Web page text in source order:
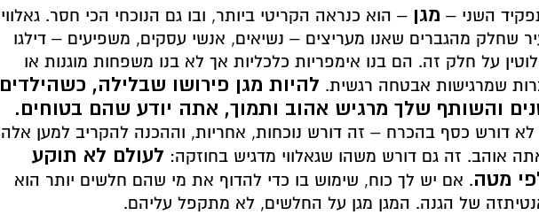
השני – מגן – הוא כנראה הקריטי ביותר, ובו גם הנוכחי הכי חסר. גאלווי
שחלק מהגברים שאנו מעריצים – נשיאים, אנשי עסקים, משפיעים – דילגו
על חלק זה. הם בנו אימפריות כלכליות אך לא בנו משפחות מוגנות או
שמרגישות אבטחה רגשית. להיות מגן פירושו שבלילה, כשהילדים
והשותף שלך מרגיש אהוב ותמוך, אתה יודע שהם בטוחים.
לא דורש כסף בהכרח – זה דורש נוכחות, אחריות, וההכנה להקריב למען אלה
אוהב. זה גם דורש משהו שגאלווי מדגיש בחוזקה: לעולם לא תוקע
מטה. אם יש לך כוח, שימוש בו כדי להדוף את מי שהם חלשים יותר הוא
של הגנה. המגן מגן על החלשים, לא מתקפל עליהם.